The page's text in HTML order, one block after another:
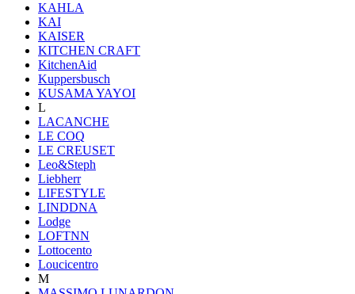
KAHLA
KAI
KAISER
KITCHEN CRAFT
KitchenAid
Kuppersbusch
KUSAMA YAYOI
L
LACANCHE
LE COQ
LE CREUSET
Leo&Steph
Liebherr
LIFESTYLE
LINDDNA
Lodge
LOFTNN
Lottocento
Loucicentro
M